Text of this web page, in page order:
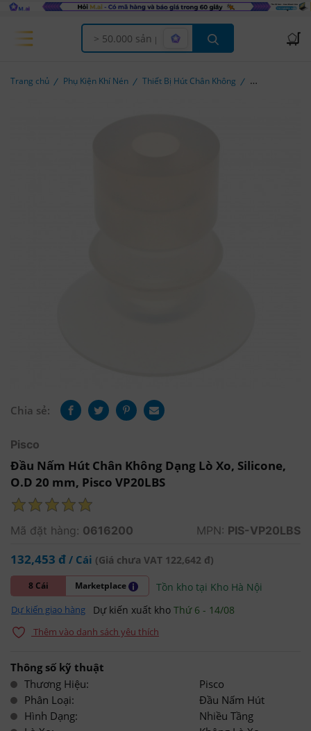
Offcanvas Menu Open
Trang chủ Phụ Kiện Khí Nén Thiết Bị Hút Chân Không
Chia sẻ:
Pisco
Đầu Nấm Hút Chân Không Dạng Lò Xo, Silicone,
O.D 20 mm, Pisco VP20LBS
Mã đặt hàng: 0616200 MPN: PIS-VP20LBS
132,453 đ / Cái (Giá chưa VAT 122,642 đ)
8 Cái Marketplace Tồn kho tại Kho Hà Nội
Dự kiến giao hàng Dự kiến xuất kho Thứ 6 - 14/08
Thêm vào danh sách yêu thích
Thông số kỹ thuật
Thương Hiệu:
Pisco
Phân Loại:
Đầu Nấm Hút
Hình Dạng:
Nhiều Tầng